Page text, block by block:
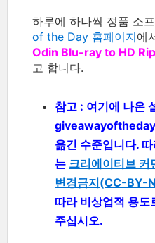
하루에 하나씩 정품 소
of the Day 홈페이지에
Odin Blu-ray to HD
고 합니다.
참고 : 여기에 나온
옮긴 수준입니다.
는 크리에이티브
변경금지(CC-BY-
따라 비상업적 용도
주십시오.